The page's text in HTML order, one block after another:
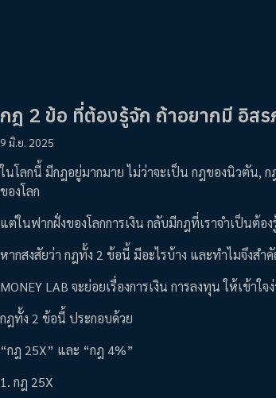
กฎ 2 ข้อ ที่ต้องรู้จัก ถ้าอยากมี อิสร
9 มิ.ย. 2025
ในโลกนี้ มีกฎอยู่มากมาย ไม่ว่าจะเป็น กฎของนิวตัน,
ของโลก
แต่ในฟากฝั่งของโลกการเงิน กลับมีกฎที่เราจำเป็นต้อ
หากสงสัยว่า กฎทั้ง 2 ข้อนี้ มีอะไรบ้าง และทำไมจึงสำ
MONEY LAB จะย่อยเรื่องการเงิน การลงทุน ให้เข้าใจ
กฎทั้ง 2 ข้อนี้ ประกอบด้วย
“กฎ 25X” และ “กฎ 4%”
1. กฎ 25X